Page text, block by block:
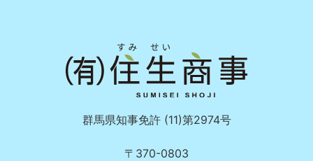
群馬県知事免許 (11)第2974号
〒370-0803